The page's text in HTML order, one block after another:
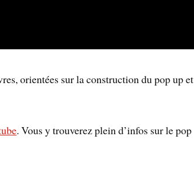
orientées sur la construction du pop up et
. Vous y trouverez plein d’infos sur le pop